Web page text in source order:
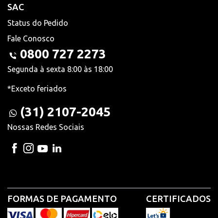
SAC
Status do Pedido
Fale Conosco
0800 727 2273
Segunda à sexta 8:00 às 18:00
*Exceto feriados
(31) 2107-2045
Nossas Redes Sociais
FORMAS DE PAGAMENTO CERTIFICADOS